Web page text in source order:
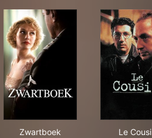
Zwartboek Le